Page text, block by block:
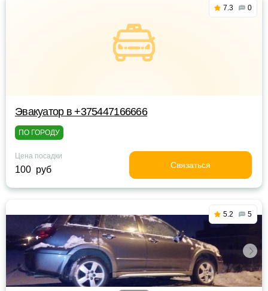
7.3 0
Эвакуатор в +375447166666
ПО ГОРОДУ
Цена посадки
100 руб Связаться
5.2 5